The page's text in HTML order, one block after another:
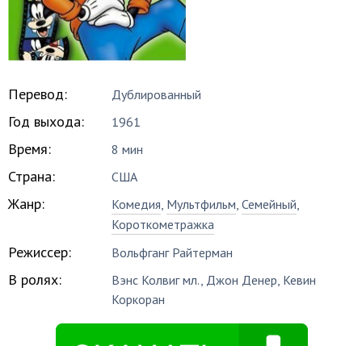
Перевод: Дублированный
Год выхода: 1961
Время: 8 мин
Страна: США
Жанр: Комедия, Мультфильм,Семейный,
Короткометражка
Режиссер: Вольфганг Райтерман
В ролях: Вэнс Колвиг мл., Джон Денер, Кевин
Коркоран